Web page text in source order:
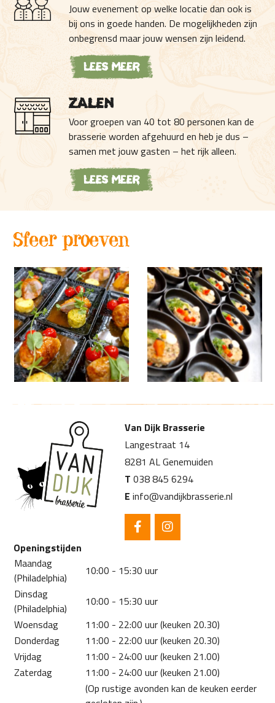
Jouw evenement op welke locatie dan ook is
bij ons in goede handen. De mogelijkheden zijn
onbegrensd maar jouw wensen zijn leidend.
Lees meer
Zalen
Voor groepen van 40 tot 80 personen kan de
brasserie worden afgehuurd en heb je dus –
samen met jouw gasten – het rijk alleen.
Lees meer
Sfeer proeven
Van Dijk Brasserie
Langestraat 14
8281 AL Genemuiden
T 038 845 6294
E info@vandijkbrasserie.nl
Openingstijden
Maandag
(Philadelphia)
10:00 - 15:30 uur
Dinsdag
(Philadelphia)
10:00 - 15:30 uur
Woensdag
11:00 - 22:00 uur (keuken 20.30)
Donderdag
11:00 - 22:00 uur (keuken 20.30)
Vrijdag
11:00 - 24:00 uur (keuken 21.00)
Zaterdag
11:00 - 24:00 uur (keuken 21.00)
(Op rustige avonden kan de keuken eerder